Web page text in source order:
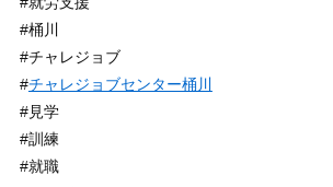
#桶川
#チャレジョブ
#チャレジョブセンター桶川
#見学
#訓練
#就職